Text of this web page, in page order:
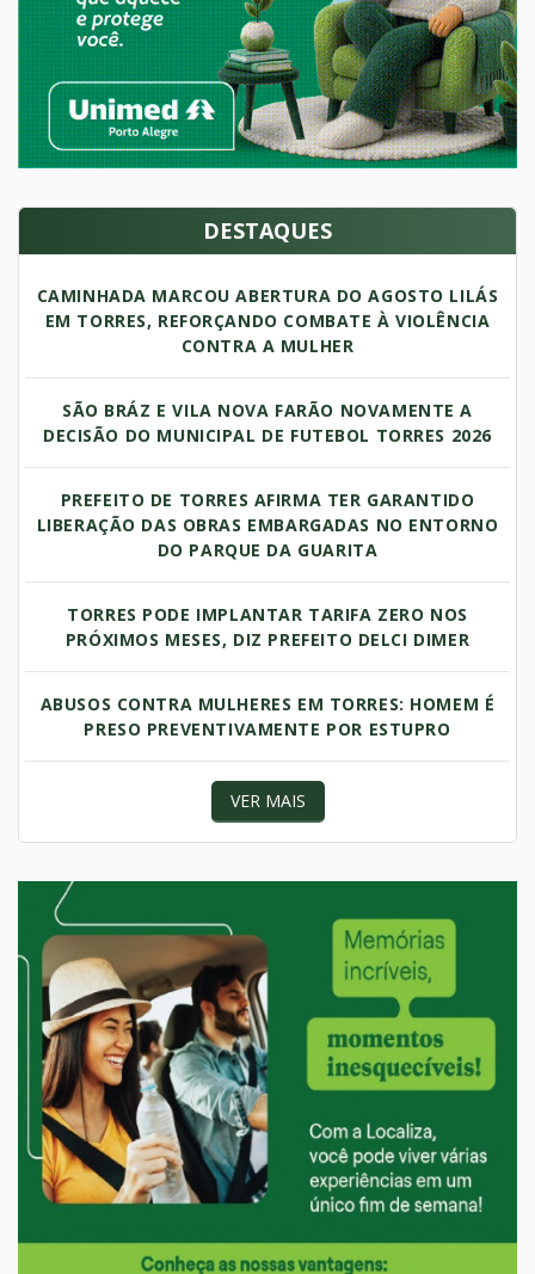
DESTAQUES
CAMINHADA MARCOU ABERTURA DO AGOSTO LILÁS
EM TORRES, REFORÇANDO COMBATE À VIOLÊNCIA
CONTRA A MULHER
SÃO BRÁZ E VILA NOVA FARÃO NOVAMENTE A
DECISÃO DO MUNICIPAL DE FUTEBOL TORRES 2026
PREFEITO DE TORRES AFIRMA TER GARANTIDO
LIBERAÇÃO DAS OBRAS EMBARGADAS NO ENTORNO
DO PARQUE DA GUARITA
TORRES PODE IMPLANTAR TARIFA ZERO NOS
PRÓXIMOS MESES, DIZ PREFEITO DELCI DIMER
ABUSOS CONTRA MULHERES EM TORRES: HOMEM É
PRESO PREVENTIVAMENTE POR ESTUPRO
VER MAIS